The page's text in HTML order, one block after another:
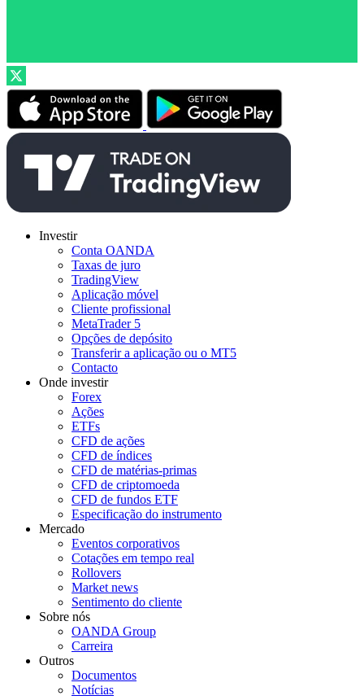
Investir
Conta OANDA
Taxas de juro
TradingView
Aplicação móvel
Cliente profissional
MetaTrader 5
Opções de depósito
Transferir a aplicação ou o MT5
Contacto
Onde investir
Forex
Ações
ETFs
CFD de ações
CFD de índices
CFD de matérias-primas
CFD de criptomoeda
CFD de fundos ETF
Especificação do instrumento
Mercado
Eventos corporativos
Cotações em tempo real
Rollovers
Market news
Sentimento do cliente
Sobre nós
OANDA Group
Carreira
Outros
Documentos
Notícias